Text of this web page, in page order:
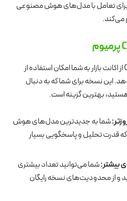
برای تعامل با مدل‌های هوش مصنوعی
می‌کند.
خرید اکانت پرمیوم ChatGPT از اکانت بازار به شما امکان استفاده از
این نسخه برای شما که به دنبال
بهترین گزینه است.
شما به جدیدترین مدل‌های هوش
قدرت تحلیل و پاسخگویی بسیار
بیشتر:شما می‌توانید تعداد بیشتری
و از محدودیت‌های نسخه رایگان